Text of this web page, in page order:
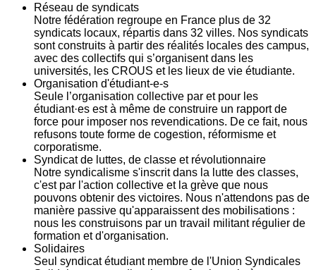
Réseau de syndicats
Notre fédération regroupe en France plus de 32
syndicats locaux, répartis dans 32 villes. Nos syndicats
sont construits à partir des réalités locales des campus,
avec des collectifs qui s’organisent dans les
universités, les CROUS et les lieux de vie étudiante.
Organisation d'étudiant-e-s
Seule l’organisation collective par et pour les
étudiant·es est à même de construire un rapport de
force pour imposer nos revendications. De ce fait, nous
refusons toute forme de cogestion, réformisme et
corporatisme.
Syndicat de luttes, de classe et révolutionnaire
Notre syndicalisme s'inscrit dans la lutte des classes,
c'est par l'action collective et la grève que nous
pouvons obtenir des victoires. Nous n'attendons pas de
manière passive qu'apparaissent des mobilisations :
nous les construisons par un travail militant régulier de
formation et d'organisation.
Solidaires
Seul syndicat étudiant membre de l'Union Syndicales